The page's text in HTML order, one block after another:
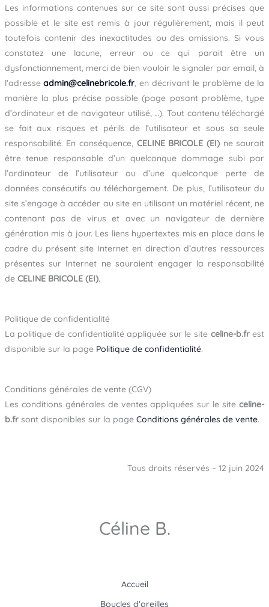
Les informations contenues sur ce site sont aussi précises que
possible et le site est remis à jour régulièrement, mais il peut
toutefois contenir des inexactitudes ou des omissions. Si vous
constatez une lacune, erreur ou ce qui parait être un
dysfonctionnement, merci de bien vouloir le signaler par email, à
l’adresseadmin@celinebricole.fr, en décrivant le problème de la
manière la plus précise possible (page posant problème, type
d’ordinateur et de navigateur utilisé, …). Tout contenu téléchargé
se fait aux risques et périls de l’utilisateur et sous sa seule
responsabilité. En conséquence, CELINE BRICOLE (EI) ne saurait
être tenue responsable d’un quelconque dommage subi par
l’ordinateur de l’utilisateur ou d’une quelconque perte de
données consécutifs au téléchargement. De plus, l’utilisateur du
site s’engage à accéder au site en utilisant un matériel récent, ne
contenant pas de virus et avec un navigateur de dernière
génération mis à jour. Les liens hypertextes mis en place dans le
cadre du présent site Internet en direction d’autres ressources
présentes sur Internet ne sauraient engager la responsabilité
de CELINE BRICOLE (EI).
Politique de confidentialité
La politique de confidentialité appliquée sur le site celine-b.frest
disponible sur la page Politique de confidentialité.
Conditions générales de vente (CGV)
Les conditions générales de ventes appliquées sur le siteceline-
b.frsont disponibles sur la page Conditions générales de vente.
Tous droits réservés – 12 juin 2024
Céline B.
Accueil
Boucles d’oreilles